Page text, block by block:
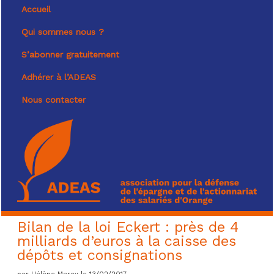
Accueil
Qui sommes nous ?
S’abonner gratuitement
Adhérer à l’ADEAS
Nous contacter
Bilan de la loi Eckert : près de 4
milliards d’euros à la caisse des
dépôts et consignations